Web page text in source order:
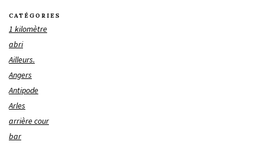
CATÉGORIES
1 kilomètre
abri
Ailleurs.
Angers
Antipode
Arles
arrière cour
bar